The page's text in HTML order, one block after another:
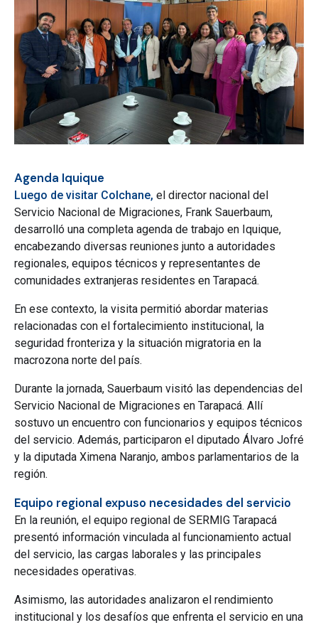
Agenda Iquique
Luego de visitar Colchane, el director nacional del
Servicio Nacional de Migraciones, Frank Sauerbaum,
desarrolló una completa agenda de trabajo en Iquique,
encabezando diversas reuniones junto a autoridades
regionales, equipos técnicos y representantes de
comunidades extranjeras residentes en Tarapacá.
En ese contexto, la visita permitió abordar materias
relacionadas con el fortalecimiento institucional, la
seguridad fronteriza y la situación migratoria en la
macrozona norte del país.
Durante la jornada, Sauerbaum visitó las dependencias del
Servicio Nacional de Migraciones en Tarapacá. Allí
sostuvo un encuentro con funcionarios y equipos técnicos
del servicio. Además, participaron el diputado Álvaro Jofré
y la diputada Ximena Naranjo, ambos parlamentarios de la
región.
Equipo regional expuso necesidades del servicio
En la reunión, el equipo regional de SERMIG Tarapacá
presentó información vinculada al funcionamiento actual
del servicio, las cargas laborales y las principales
necesidades operativas.
Asimismo, las autoridades analizaron el rendimiento
institucional y los desafíos que enfrenta el servicio en una